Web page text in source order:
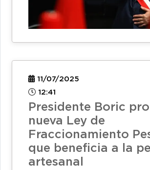
11/07/2025
12:41
Presidente Boric
nueva Ley de
Fraccionamiento
que beneficia a la
artesanal